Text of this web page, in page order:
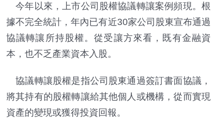
今年以來，上市公司股權協議轉讓案例頻現。根
據不完全統計，年內已有近30家公司股東宣布通過
協議轉讓所持股權。從受讓方來看，既有金融資
本，也不乏產業資本入股。
協議轉讓股權是指公司股東通過簽訂書面協議，
將其持有的股權轉讓給其他個人或機構，從而實現
資產的變現或獲得投資回報。